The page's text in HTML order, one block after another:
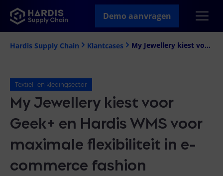
Demo aanvragen
Hardis Supply Chain Klantcases My Jewellery kiest voor Geek+ en Hardis WMS voor maximale flexibiliteit in e-commerce fashion
Textiel- en kledingsector
My Jewellery kiest voor
Geek+ en Hardis WMS voor
maximale flexibiliteit in e-
commerce fashion